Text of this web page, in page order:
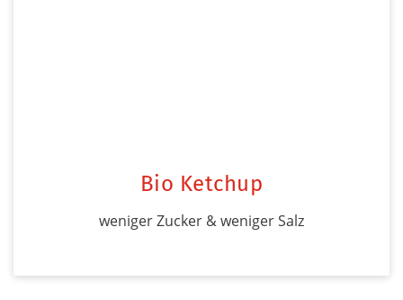
Bio Ketchup
weniger Zucker & weniger Salz